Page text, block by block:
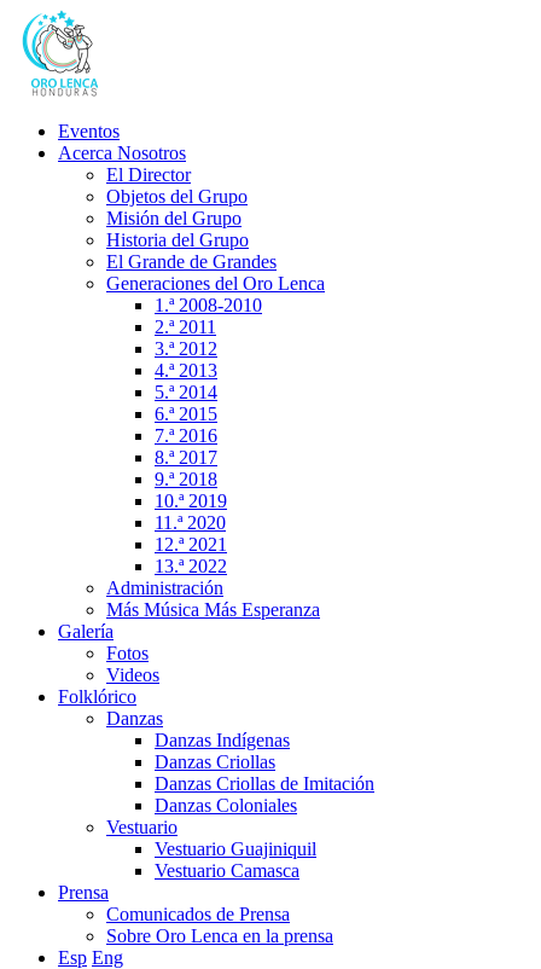
Eventos
Acerca Nosotros
El Director
Objetos del Grupo
Misión del Grupo
Historia del Grupo
El Grande de Grandes
Generaciones del Oro Lenca
1.ª 2008-2010
2.ª 2011
3.ª 2012
4.ª 2013
5.ª 2014
6.ª 2015
7.ª 2016
8.ª 2017
9.ª 2018
10.ª 2019
11.ª 2020
12.ª 2021
13.ª 2022
Administración
Más Música Más Esperanza
Galería
Fotos
Videos
Folklórico
Danzas
Danzas Indígenas
Danzas Criollas
Danzas Criollas de Imitación
Danzas Coloniales
Vestuario
Vestuario Guajiniquil
Vestuario Camasca
Prensa
Comunicados de Prensa
Sobre Oro Lenca en la prensa
Esp Eng